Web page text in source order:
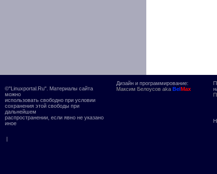
©"Linuxportal.Ru". Материалы сайта
можно
использовать свободно при условии
сохранения этой свободы при
дальнейшем
распространении, если явно не указано
иное
Дизайн и программирование:
Максим Белоусов aka BelMax
|